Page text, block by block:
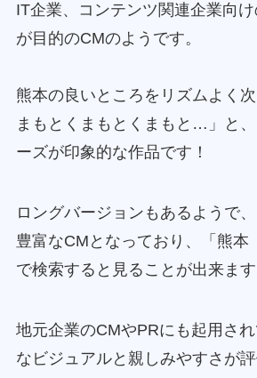
IT企業、コンテンツ関連企業向
が目的のCMのようです。
熊本の良いところをリズムよく
まもとくまもとくまもと…」と
ーズが印象的な作品です！
ロングバージョンもあるようで
豊富なCMとなっており、「熊本
で検索すると見ることが出来ます
地元企業のCMやPRにも起用さ
なビジュアルと親しみやすさが